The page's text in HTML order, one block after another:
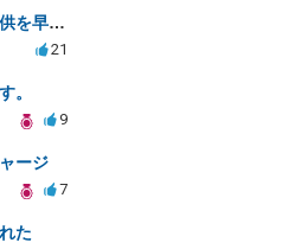
児童相談所に一時保護された子供を早く返してもらうために何をしたら良いでしょうか？
21
。
9
ージ
7
た